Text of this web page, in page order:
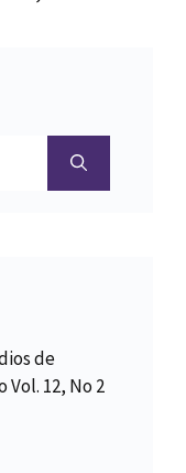
de
Vol. 12, No 2